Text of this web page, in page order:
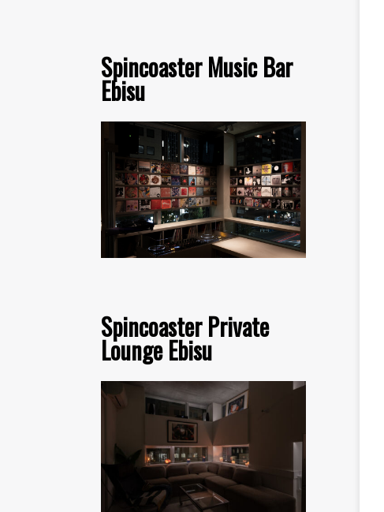
Spincoaster Music Bar
Ebisu
Spincoaster Private
Lounge Ebisu